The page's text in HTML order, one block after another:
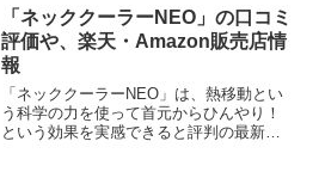
買えるのか通販サイトまで分かりやすく
解説します。お買い物で絶対に失敗した
くない方は必見です！
「ネッククーラーNEO」の口コミ
評価や、楽天・Amazon販売店情
報
「ネッククーラーNEO」は、熱移動とい
う科学の力を使って首元からひんやり！
という効果を実感できると評判の最新家